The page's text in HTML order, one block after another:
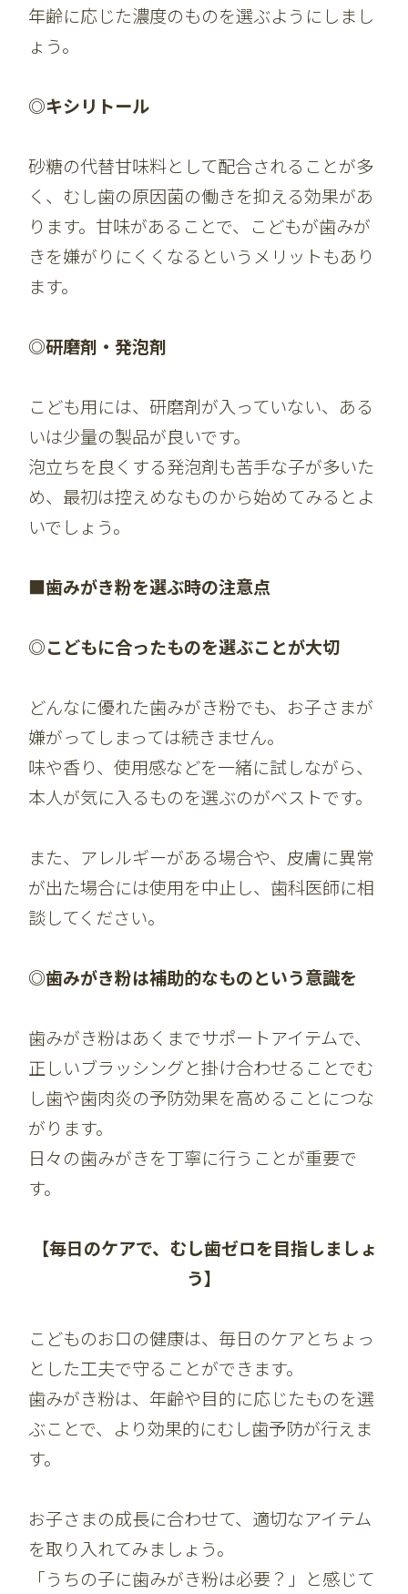
年齢に応じた濃度のものを選ぶようにしまし
ょう。
◎キシリトール
砂糖の代替甘味料として配合されることが多
く、むし歯の原因菌の働きを抑える効果があ
ります。甘味があることで、こどもが歯みが
きを嫌がりにくくなるというメリットもあり
ます。
◎研磨剤・発泡剤
こども用には、研磨剤が入っていない、ある
いは少量の製品が良いです。
泡立ちを良くする発泡剤も苦手な子が多いた
め、最初は控えめなものから始めてみるとよ
いでしょう。
■歯みがき粉を選ぶ時の注意点
◎こどもに合ったものを選ぶことが大切
どんなに優れた歯みがき粉でも、お子さまが
嫌がってしまっては続きません。
味や香り、使用感などを一緒に試しながら、
本人が気に入るものを選ぶのがベストです。
また、アレルギーがある場合や、皮膚に異常
が出た場合には使用を中止し、歯科医師に相
談してください。
◎歯みがき粉は補助的なものという意識を
歯みがき粉はあくまでサポートアイテムで、
正しいブラッシングと掛け合わせることでむ
し歯や歯肉炎の予防効果を高めることにつな
がります。
日々の歯みがきを丁寧に行うことが重要で
す。
【毎日のケアで、むし歯ゼロを目指しましょ
う】
こどものお口の健康は、毎日のケアとちょっ
とした工夫で守ることができます。
歯みがき粉は、年齢や目的に応じたものを選
ぶことで、より効果的にむし歯予防が行えま
す。
お子さまの成長に合わせて、適切なアイテム
を取り入れてみましょう。
「うちの子に歯みがき粉は必要？」と感じて